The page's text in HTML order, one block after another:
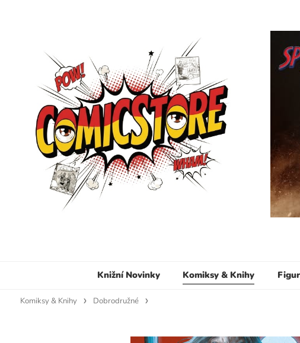
Knižní Novinky Komiksy & Knihy
Komiksy & Knihy Dobrodružné